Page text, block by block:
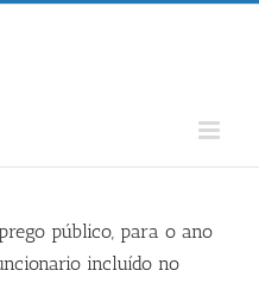
público, para o ano
incluído no